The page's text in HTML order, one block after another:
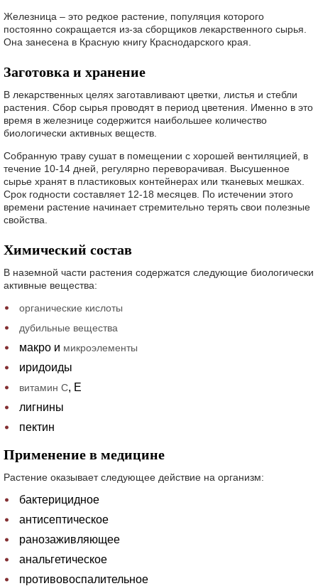
Железница – это редкое растение, популяция которого
постоянно сокращается из-за сборщиков лекарственного сырья.
Она занесена в Красную книгу Краснодарского края.
Заготовка и хранение
В лекарственных целях заготавливают цветки, листья и стебли
растения. Сбор сырья проводят в период цветения. Именно в это
время в железнице содержится наибольшее количество
биологически активных веществ.
Собранную траву сушат в помещении с хорошей вентиляцией, в
течение 10-14 дней, регулярно переворачивая. Высушенное
сырье хранят в пластиковых контейнерах или тканевых мешках.
Срок годности составляет 12-18 месяцев. По истечении этого
времени растение начинает стремительно терять свои полезные
свойства.
Химический состав
В наземной части растения содержатся следующие биологически
активные вещества:
органические кислоты
дубильные вещества
макро и микроэлементы
иридоиды
витамин С, Е
лигнины
пектин
Применение в медицине
Растение оказывает следующее действие на организм:
бактерицидное
антисептическое
ранозаживляющее
анальгетическое
противовоспалительное